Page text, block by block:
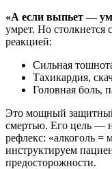
«А если выпьет —
умрет. Но столкнется
реакцией:
Сильная
Тахикардия,
Головная боль,
Это мощный защитный
смертью. Его цель —
рефлекс: «алкоголь =
инструктируем
предосторожности.